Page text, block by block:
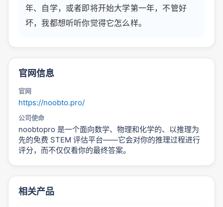
年、自学，或者即将开始大学第一年，不管好
坏，我都想听听你觉得它怎么样。
官网信息
官网
https://noobto.pro/
公司使命
noobtopro 是一个面向数学、物理和化学的、以推理为
先的免费 STEM 评估平台——它会对你的推理过程进行
评分，而不仅仅看你的最终答案。
相关产品